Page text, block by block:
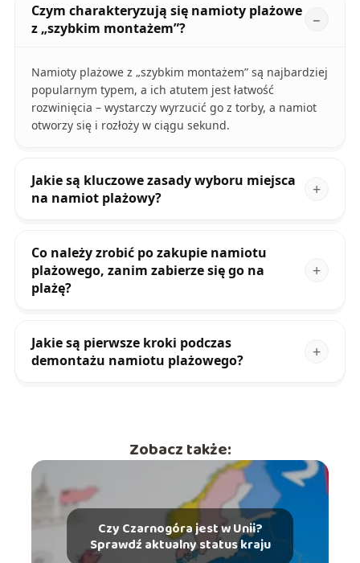
Czym charakteryzują się namioty plażowe
z „szybkim montażem”?
Namioty plażowe z „szybkim montażem” są najbardziej
popularnym typem, a ich atutem jest łatwość
rozwinięcia – wystarczy wyrzucić go z torby, a namiot
otworzy się i rozłoży w ciągu sekund.
Jakie są kluczowe zasady wyboru miejsca
na namiot plażowy?
Co należy zrobić po zakupie namiotu
plażowego, zanim zabierze się go na
plażę?
Jakie są pierwsze kroki podczas
demontażu namiotu plażowego?
Zobacz także:
Czy Czarnogóra jest w Unii?
Sprawdź aktualny status kraju